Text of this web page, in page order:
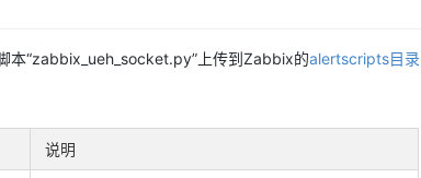
本“zabbix_ueh_socket.py”上传到Zabbix的alertscripts目录
说明